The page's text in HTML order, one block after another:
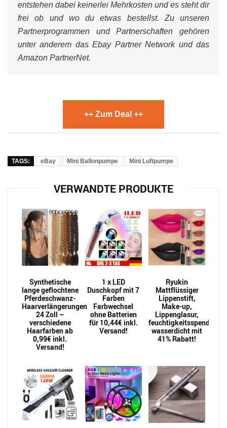
entstehen dabei keinerlei Mehrkosten und es steht dir
frei ob und wo du etwas bestellst. Zu unseren
Partnerprogrammen und Partnerschaften gehören
unter anderem das Ebay Partner Network und das
Amazon PartnerNet.
++ Zum Deal ++
TAGS: eBay Mini Ballonpumpe Mini Luftpumpe
VERWANDTE PRODUKTE
Synthetische
lange geflochtene
Pferdeschwanz-
Haarverlängerungen
24 Zoll –
verschiedene
Haarfarben ab
0,99€ inkl.
Versand!
1 x LED
Duschkopf mit 7
Farben
Farbwechsel
ohne Batterien
für 10,44€ inkl.
Versand!
Ryukin
Mattflüssiger
Lippenstift,
Make-up,
Lippenglasur,
feuchtigkeitsspendend,
wasserdicht mit
41% Rabatt!